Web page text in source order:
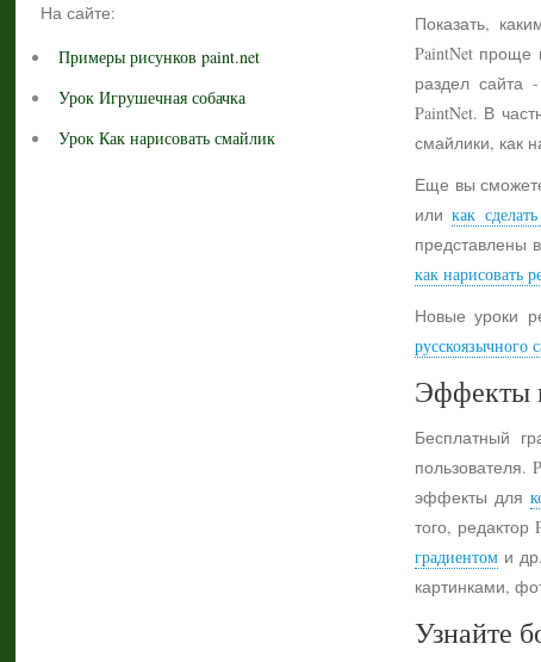
На сайте:
Примеры рисунков paint.net
Урок Игрушечная собачка
Урок Как нарисовать смайлик
Показать,
PaintNet проще
раздел сайта
PaintNet. В
смайлики, как
Еще вы
иликак
представлены
как нарисовать
Новые уроки
русскоязычного
Эффекты
Бесплатный
пользователя.
эффекты для
того, редактор
градиентоми
картинками,
Узнайте